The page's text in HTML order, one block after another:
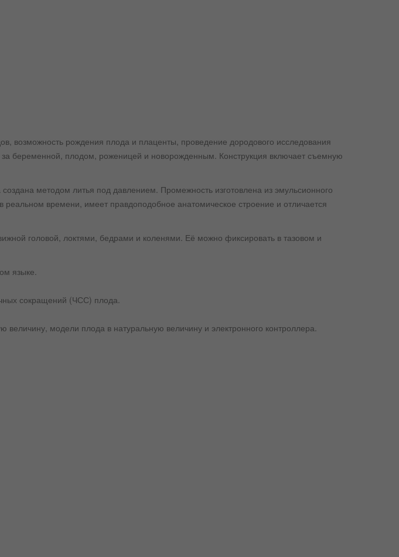
возможность рождения плода и плаценты, проведение дородового исследования
беременной, плодом, роженицей и новорожденным. Конструкция включает съемную
методом литья под давлением. Промежность изготовлена из эмульсионного
времени, имеет правдоподобное анатомическое строение и отличается
головой, локтями, бедрами и коленями. Её можно фиксировать в тазовом и
языке.
сокращений (ЧСС) плода.
модели плода в натуральную величину и электронного контроллера.